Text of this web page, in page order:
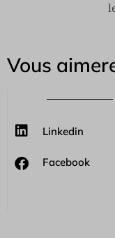
Vous
Linkedin
Facebook